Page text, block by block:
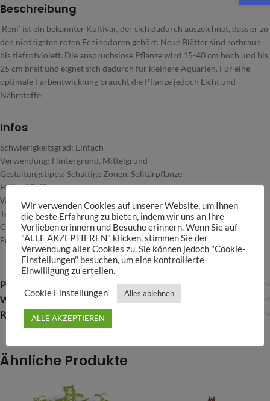
Beschreibung
‚Reni‘ ist ein bekannter Kultivar, der sich dadurch auszeichnet, dass er zu
den niedrigsten roten Echinodoren gehört. Neue Blätter sind rotbraun
bis tiefrotviolett. Die anspruchslose Pflanze wird 15-40 cm hoch und bis
25 cm breit und eignet sich dadurch für kleinere Aquarien. Für eine
optimale Farbentwicklung braucht die Pflanze jedoch Licht und
Nährstoffe.
Infos
Schwierigkeitsgrad: Einfach
Verwendung: Hintergrund, Mittelgrund
Gestaltungstipps: Schattige Zonen, Solitärpflanze
Höhe: 15-40cm
Wuchsgeschwindigkeit: Langsam
Temperatur: 15-30°C
CO2-Düngung: nicht notwendig, aber empfohlen
Emerser Wuchs: Ja
Produktsicherheit
Weitere Infos
Rezensionen (0)
Ähnliche Produkte
Wir verwenden Cookies auf unserer Website, um Ihnen
die beste Erfahrung zu bieten, indem wir uns an Ihre
Vorlieben erinnern und Besuche erinnern. Wenn Sie auf
"ALLE AKZEPTIEREN" klicken, stimmen Sie der
Verwendung aller Cookies zu. Sie können jedoch "Cookie-
Einstellungen" besuchen, um eine kontrollierte
Einwilligung zu erteilen.
Cookie Einstellungen Alles ablehnen
ALLE AKZEPTIEREN